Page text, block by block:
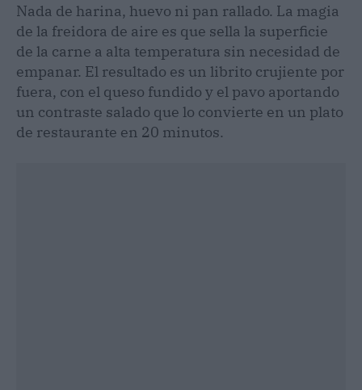
Nada de harina, huevo ni pan rallado. La magia
de la freidora de aire es que sella la superficie
de la carne a alta temperatura sin necesidad de
empanar. El resultado es un librito crujiente por
fuera, con el queso fundido y el pavo aportando
un contraste salado que lo convierte en un plato
de restaurante en 20 minutos.